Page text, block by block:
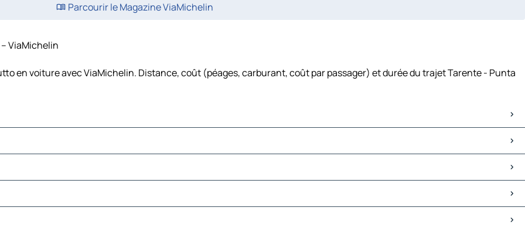
Parcourir le Magazine ViaMichelin
ViaMichelin
en voiture avec ViaMichelin. Distance, coût (péages, carburant, coût par passager) et durée du trajet Tarente - Punta